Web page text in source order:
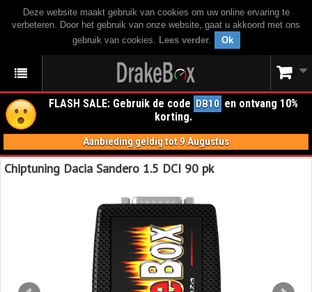
Deze website maakt gebruik van cookies om uw online ervaring te
verbeteren. Door het gebruik van onze website, gaat u akkoord met ons
gebruik van cookies. Lees verder. Ok
FLASH SALE: Gebruik de code DB10 en ontvang 10%
korting.
Aanbieding geldig tot 9 Augustus
Chiptuning Dacia Sandero 1.5 DCI 90 pk